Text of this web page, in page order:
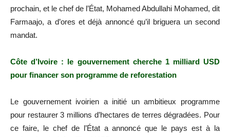
prochain, et le chef de l’État, Mohamed Abdullahi Mohamed, dit
Farmaajo, a d’ores et déjà annoncé qu’il briguera un second
mandat.
Côte d’Ivoire : le gouvernement cherche 1 milliard USD
pour financer son programme de reforestation
Le gouvernement ivoirien a initié un ambitieux programme
pour restaurer 3 millions d’hectares de terres dégradées. Pour
ce faire, le chef de l’État a annoncé que le pays est à la